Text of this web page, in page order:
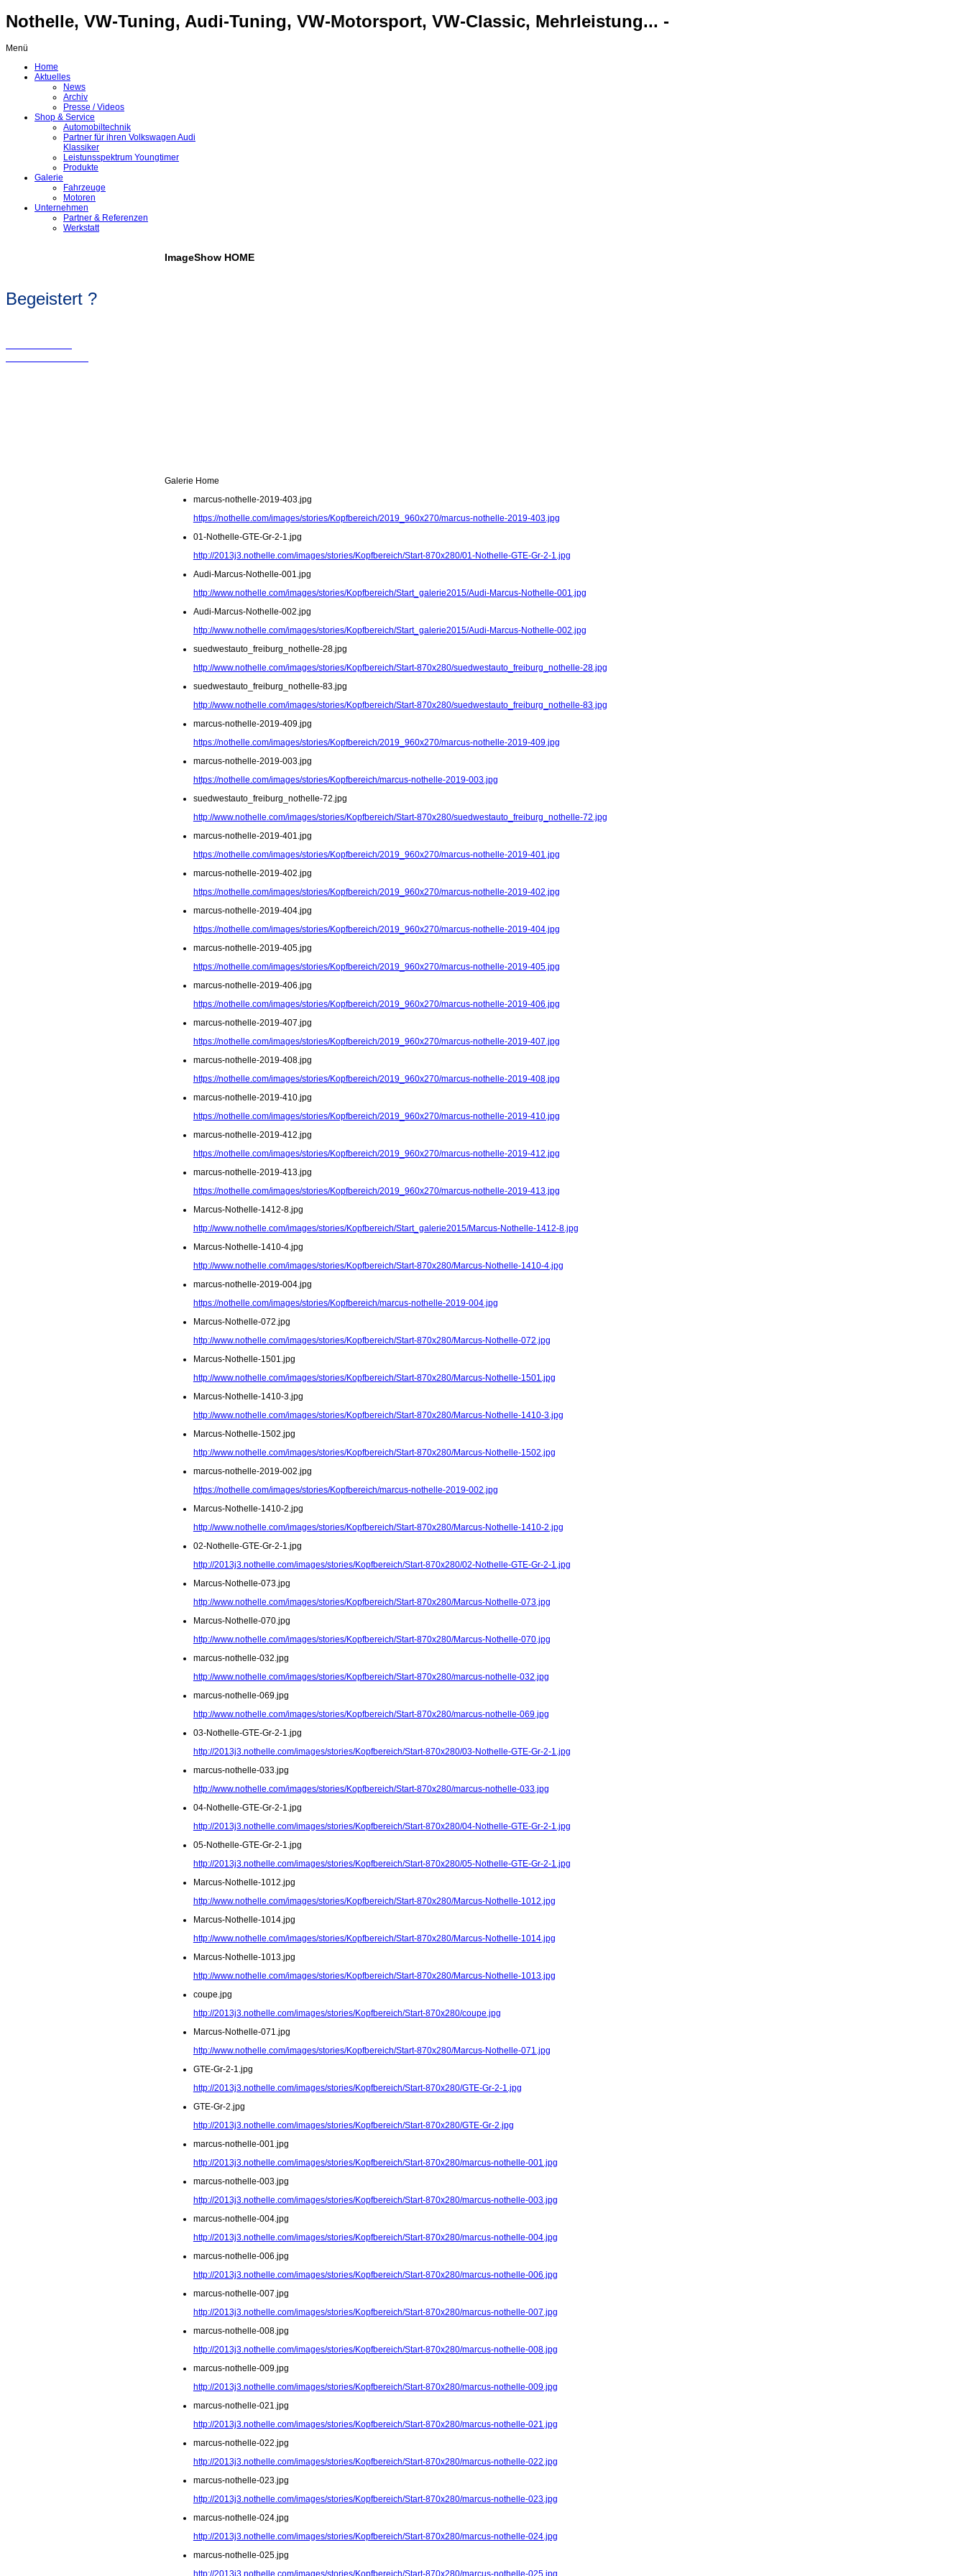
Nothelle, VW-Tuning, Audi-Tuning, VW-Motorsport, VW-Classic, Mehrleistung... -
Menü
Home
Aktuelles
News
Archiv
Presse / Videos
Shop & Service
Automobiltechnik
Partner für ihren Volkswagen Audi
Klassiker
Leistunsspektrum Youngtimer
Produkte
Galerie
Fahrzeuge
Motoren
Unternehmen
Partner & Referenzen
Werkstatt
ImageShow HOME
Galerie Home
marcus-nothelle-2019-403.jpg
https://nothelle.com/images/stories/Kopfbereich/2019_960x270/marcus-nothelle-2019-403.jpg
01-Nothelle-GTE-Gr-2-1.jpg
http://2013j3.nothelle.com/images/stories/Kopfbereich/Start-870x280/01-Nothelle-GTE-Gr-2-1.jpg
Audi-Marcus-Nothelle-001.jpg
http://www.nothelle.com/images/stories/Kopfbereich/Start_galerie2015/Audi-Marcus-Nothelle-001.jpg
Audi-Marcus-Nothelle-002.jpg
http://www.nothelle.com/images/stories/Kopfbereich/Start_galerie2015/Audi-Marcus-Nothelle-002.jpg
suedwestauto_freiburg_nothelle-28.jpg
http://www.nothelle.com/images/stories/Kopfbereich/Start-870x280/suedwestauto_freiburg_nothelle-28.jpg
suedwestauto_freiburg_nothelle-83.jpg
http://www.nothelle.com/images/stories/Kopfbereich/Start-870x280/suedwestauto_freiburg_nothelle-83.jpg
marcus-nothelle-2019-409.jpg
https://nothelle.com/images/stories/Kopfbereich/2019_960x270/marcus-nothelle-2019-409.jpg
marcus-nothelle-2019-003.jpg
https://nothelle.com/images/stories/Kopfbereich/marcus-nothelle-2019-003.jpg
suedwestauto_freiburg_nothelle-72.jpg
http://www.nothelle.com/images/stories/Kopfbereich/Start-870x280/suedwestauto_freiburg_nothelle-72.jpg
marcus-nothelle-2019-401.jpg
https://nothelle.com/images/stories/Kopfbereich/2019_960x270/marcus-nothelle-2019-401.jpg
marcus-nothelle-2019-402.jpg
https://nothelle.com/images/stories/Kopfbereich/2019_960x270/marcus-nothelle-2019-402.jpg
marcus-nothelle-2019-404.jpg
https://nothelle.com/images/stories/Kopfbereich/2019_960x270/marcus-nothelle-2019-404.jpg
marcus-nothelle-2019-405.jpg
https://nothelle.com/images/stories/Kopfbereich/2019_960x270/marcus-nothelle-2019-405.jpg
marcus-nothelle-2019-406.jpg
https://nothelle.com/images/stories/Kopfbereich/2019_960x270/marcus-nothelle-2019-406.jpg
marcus-nothelle-2019-407.jpg
https://nothelle.com/images/stories/Kopfbereich/2019_960x270/marcus-nothelle-2019-407.jpg
marcus-nothelle-2019-408.jpg
https://nothelle.com/images/stories/Kopfbereich/2019_960x270/marcus-nothelle-2019-408.jpg
marcus-nothelle-2019-410.jpg
https://nothelle.com/images/stories/Kopfbereich/2019_960x270/marcus-nothelle-2019-410.jpg
marcus-nothelle-2019-412.jpg
https://nothelle.com/images/stories/Kopfbereich/2019_960x270/marcus-nothelle-2019-412.jpg
marcus-nothelle-2019-413.jpg
https://nothelle.com/images/stories/Kopfbereich/2019_960x270/marcus-nothelle-2019-413.jpg
Marcus-Nothelle-1412-8.jpg
http://www.nothelle.com/images/stories/Kopfbereich/Start_galerie2015/Marcus-Nothelle-1412-8.jpg
Marcus-Nothelle-1410-4.jpg
http://www.nothelle.com/images/stories/Kopfbereich/Start-870x280/Marcus-Nothelle-1410-4.jpg
marcus-nothelle-2019-004.jpg
https://nothelle.com/images/stories/Kopfbereich/marcus-nothelle-2019-004.jpg
Marcus-Nothelle-072.jpg
http://www.nothelle.com/images/stories/Kopfbereich/Start-870x280/Marcus-Nothelle-072.jpg
Marcus-Nothelle-1501.jpg
http://www.nothelle.com/images/stories/Kopfbereich/Start-870x280/Marcus-Nothelle-1501.jpg
Marcus-Nothelle-1410-3.jpg
http://www.nothelle.com/images/stories/Kopfbereich/Start-870x280/Marcus-Nothelle-1410-3.jpg
Marcus-Nothelle-1502.jpg
http://www.nothelle.com/images/stories/Kopfbereich/Start-870x280/Marcus-Nothelle-1502.jpg
marcus-nothelle-2019-002.jpg
https://nothelle.com/images/stories/Kopfbereich/marcus-nothelle-2019-002.jpg
Marcus-Nothelle-1410-2.jpg
http://www.nothelle.com/images/stories/Kopfbereich/Start-870x280/Marcus-Nothelle-1410-2.jpg
02-Nothelle-GTE-Gr-2-1.jpg
http://2013j3.nothelle.com/images/stories/Kopfbereich/Start-870x280/02-Nothelle-GTE-Gr-2-1.jpg
Marcus-Nothelle-073.jpg
http://www.nothelle.com/images/stories/Kopfbereich/Start-870x280/Marcus-Nothelle-073.jpg
Marcus-Nothelle-070.jpg
http://www.nothelle.com/images/stories/Kopfbereich/Start-870x280/Marcus-Nothelle-070.jpg
marcus-nothelle-032.jpg
http://www.nothelle.com/images/stories/Kopfbereich/Start-870x280/marcus-nothelle-032.jpg
marcus-nothelle-069.jpg
http://www.nothelle.com/images/stories/Kopfbereich/Start-870x280/marcus-nothelle-069.jpg
03-Nothelle-GTE-Gr-2-1.jpg
http://2013j3.nothelle.com/images/stories/Kopfbereich/Start-870x280/03-Nothelle-GTE-Gr-2-1.jpg
marcus-nothelle-033.jpg
http://www.nothelle.com/images/stories/Kopfbereich/Start-870x280/marcus-nothelle-033.jpg
04-Nothelle-GTE-Gr-2-1.jpg
http://2013j3.nothelle.com/images/stories/Kopfbereich/Start-870x280/04-Nothelle-GTE-Gr-2-1.jpg
05-Nothelle-GTE-Gr-2-1.jpg
http://2013j3.nothelle.com/images/stories/Kopfbereich/Start-870x280/05-Nothelle-GTE-Gr-2-1.jpg
Marcus-Nothelle-1012.jpg
http://www.nothelle.com/images/stories/Kopfbereich/Start-870x280/Marcus-Nothelle-1012.jpg
Marcus-Nothelle-1014.jpg
http://www.nothelle.com/images/stories/Kopfbereich/Start-870x280/Marcus-Nothelle-1014.jpg
Marcus-Nothelle-1013.jpg
http://www.nothelle.com/images/stories/Kopfbereich/Start-870x280/Marcus-Nothelle-1013.jpg
coupe.jpg
http://2013j3.nothelle.com/images/stories/Kopfbereich/Start-870x280/coupe.jpg
Marcus-Nothelle-071.jpg
http://www.nothelle.com/images/stories/Kopfbereich/Start-870x280/Marcus-Nothelle-071.jpg
GTE-Gr-2-1.jpg
http://2013j3.nothelle.com/images/stories/Kopfbereich/Start-870x280/GTE-Gr-2-1.jpg
GTE-Gr-2.jpg
http://2013j3.nothelle.com/images/stories/Kopfbereich/Start-870x280/GTE-Gr-2.jpg
marcus-nothelle-001.jpg
http://2013j3.nothelle.com/images/stories/Kopfbereich/Start-870x280/marcus-nothelle-001.jpg
marcus-nothelle-003.jpg
http://2013j3.nothelle.com/images/stories/Kopfbereich/Start-870x280/marcus-nothelle-003.jpg
marcus-nothelle-004.jpg
http://2013j3.nothelle.com/images/stories/Kopfbereich/Start-870x280/marcus-nothelle-004.jpg
marcus-nothelle-006.jpg
http://2013j3.nothelle.com/images/stories/Kopfbereich/Start-870x280/marcus-nothelle-006.jpg
marcus-nothelle-007.jpg
http://2013j3.nothelle.com/images/stories/Kopfbereich/Start-870x280/marcus-nothelle-007.jpg
marcus-nothelle-008.jpg
http://2013j3.nothelle.com/images/stories/Kopfbereich/Start-870x280/marcus-nothelle-008.jpg
marcus-nothelle-009.jpg
http://2013j3.nothelle.com/images/stories/Kopfbereich/Start-870x280/marcus-nothelle-009.jpg
marcus-nothelle-021.jpg
http://2013j3.nothelle.com/images/stories/Kopfbereich/Start-870x280/marcus-nothelle-021.jpg
marcus-nothelle-022.jpg
http://2013j3.nothelle.com/images/stories/Kopfbereich/Start-870x280/marcus-nothelle-022.jpg
marcus-nothelle-023.jpg
http://2013j3.nothelle.com/images/stories/Kopfbereich/Start-870x280/marcus-nothelle-023.jpg
marcus-nothelle-024.jpg
http://2013j3.nothelle.com/images/stories/Kopfbereich/Start-870x280/marcus-nothelle-024.jpg
marcus-nothelle-025.jpg
Begeistert ?